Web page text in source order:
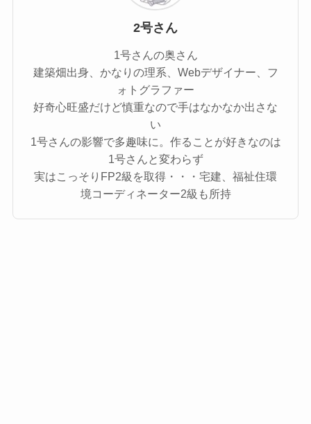
2号さん
1号さんの奥さん
建築畑出身、かなりの理系、Webデザイナー、フ
ォトグラファー
好奇心旺盛だけど慎重なので手はなかなか出さな
い
1号さんの影響で多趣味に。作ることが好きなのは
1号さんと変わらず
実はこっそりFP2級を取得・・・宅建、福祉住環
境コーディネーター2級も所持